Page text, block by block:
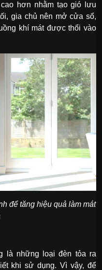
hơn nhằm tạo gió lưu
gia chủ nên mở cửa sổ,
khí mát được thổi vào
để tăng hiệu quả làm mát
là những loại đèn tỏa ra
khi sử dụng. Vì vậy, để